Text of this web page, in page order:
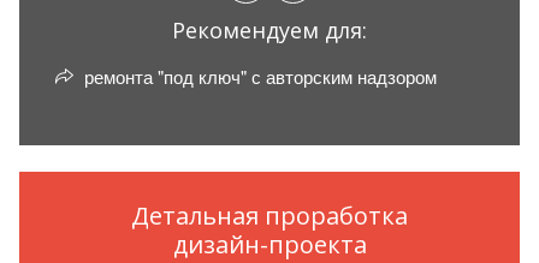
Рекомендуем для:
ремонта "под ключ" с авторским надзором
Детальная проработка
дизайн-проекта